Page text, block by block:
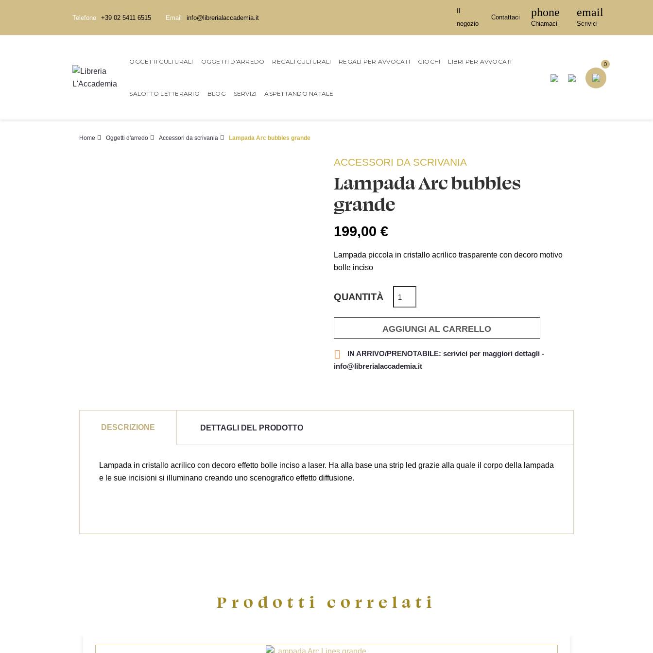
Telefono +39 02 5411 6515 Email info@librerialaccademia.it
negozio
Contattaci phone
Chiamaci
email
Scrivici
OGGETTI CULTURALI OGGETTI D'ARREDO REGALI CULTURALI REGALI PER AVVOCATI GIOCHI LIBRI PER AVVOCATI
SALOTTO LETTERARIO BLOG SERVIZI ASPETTANDO NATALE
0
Home Oggetti d'arredo Accessori da scrivania Lampada Arc bubbles grande
ACCESSORI DA SCRIVANIA
Lampada Arc bubbles
grande
199,00 €
Lampada piccola in cristallo acrilico trasparente con decoro motivo
bolle inciso
QUANTITÀ
AGGIUNGI AL CARRELLO

IN ARRIVO/PRENOTABILE: scrivici per maggiori dettagli -
info@librerialaccademia.it
DESCRIZIONE DETTAGLI DEL PRODOTTO
Lampada in cristallo acrilico con decoro effetto bolle inciso a laser. Ha alla base una strip led grazie alla quale il corpo della lampada
e le sue incisioni si illuminano creando uno scenografico effetto diffusione.
Prodotti correlati